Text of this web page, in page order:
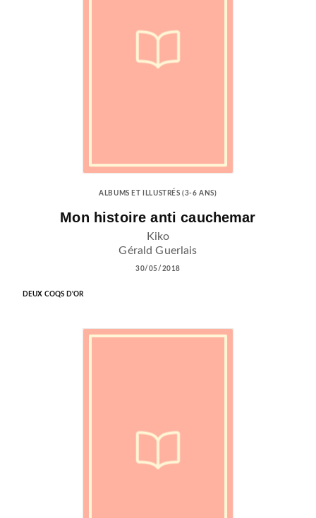
ALBUMS ET ILLUSTRÉS (3-6 ANS)
Mon histoire anti cauchemar
Kiko
Gérald Guerlais
30/05/2018
DEUX COQS D'OR